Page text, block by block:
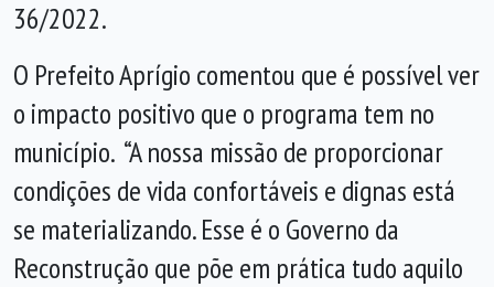
36/2022.
O Prefeito Aprígio comentou que é possível ver
o impacto positivo que o programa tem no
município. “A nossa missão de proporcionar
condições de vida confortáveis e dignas está
se materializando. Esse é o Governo da
Reconstrução que põe em prática tudo aquilo